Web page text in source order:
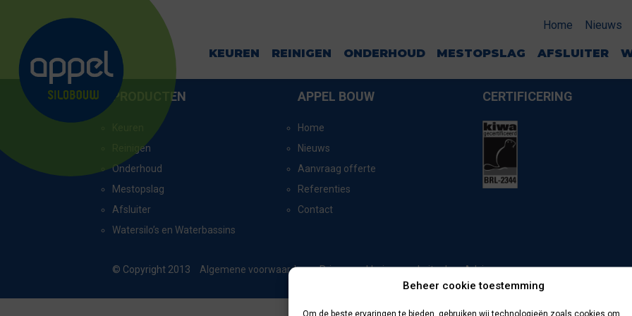
Beheer cookie toestemming
Om de beste ervaringen te bieden, gebruiken wij technologieën zoals cookies om
Home Nieuws
KEUREN REINIGEN ONDERHOUD MESTOPSLAG AFSLUITER
ONSTWEDDE
PRODUCTEN
Reinigen
Onderhoud
Mestopslag
Afsluiter
Watersilo’s en Waterbassins
APPEL BOUW
Home
Nieuws
Aanvraag offerte
Referenties
Contact
CERTIFICERING
© Copyright 2013 Algemene voorwaarden Privacyverklaring website doorAdvice